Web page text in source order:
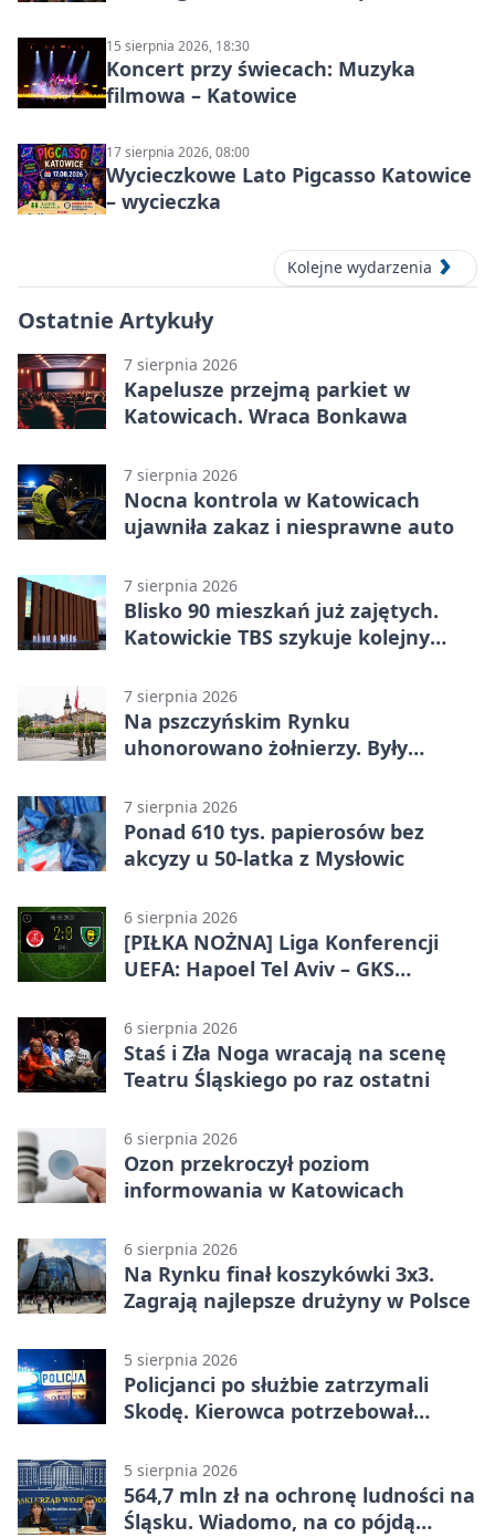
15 sierpnia 2026, 18:30
Koncert przy świecach: Muzyka
filmowa – Katowice
17 sierpnia 2026, 08:00
Wycieczkowe Lato Pigcasso Katowice
– wycieczka
Kolejne wydarzenia
Ostatnie Artykuły
7 sierpnia 2026
Kapelusze przejmą parkiet w
Katowicach. Wraca Bonkawa
7 sierpnia 2026
Nocna kontrola w Katowicach
ujawniła zakaz i niesprawne auto
7 sierpnia 2026
Blisko 90 mieszkań już zajętych.
Katowickie TBS szykuje kolejny
7 sierpnia 2026
Na pszczyńskim Rynku
uhonorowano żołnierzy. Były
7 sierpnia 2026
Ponad 610 tys. papierosów bez
akcyzy u 50-latka z Mysłowic
6 sierpnia 2026
[PIŁKA NOŻNA] Liga Konferencji
UEFA: Hapoel Tel Aviv – GKS
rundy kwalifikacyjnej
6 sierpnia 2026
Staś i Zła Noga wracają na scenę
Teatru Śląskiego po raz ostatni
6 sierpnia 2026
Ozon przekroczył poziom
informowania w Katowicach
6 sierpnia 2026
Na Rynku finał koszykówki 3x3.
Zagrają najlepsze drużyny w Polsce
5 sierpnia 2026
Policjanci po służbie zatrzymali
Skodę. Kierowca potrzebował
5 sierpnia 2026
564,7 mln zł na ochronę ludności na
Śląsku. Wiadomo, na co pójdą